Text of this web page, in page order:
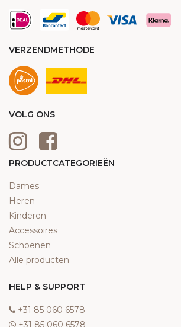
VERZENDMETHODE
VOLG ONS
PRODUCTCATEGORIEËN
Dames
Heren
Kinderen
Accessoires
Schoenen
Alle producten
HELP & SUPPORT
‎+31 85 060 6578
‎+31 85 060 6578